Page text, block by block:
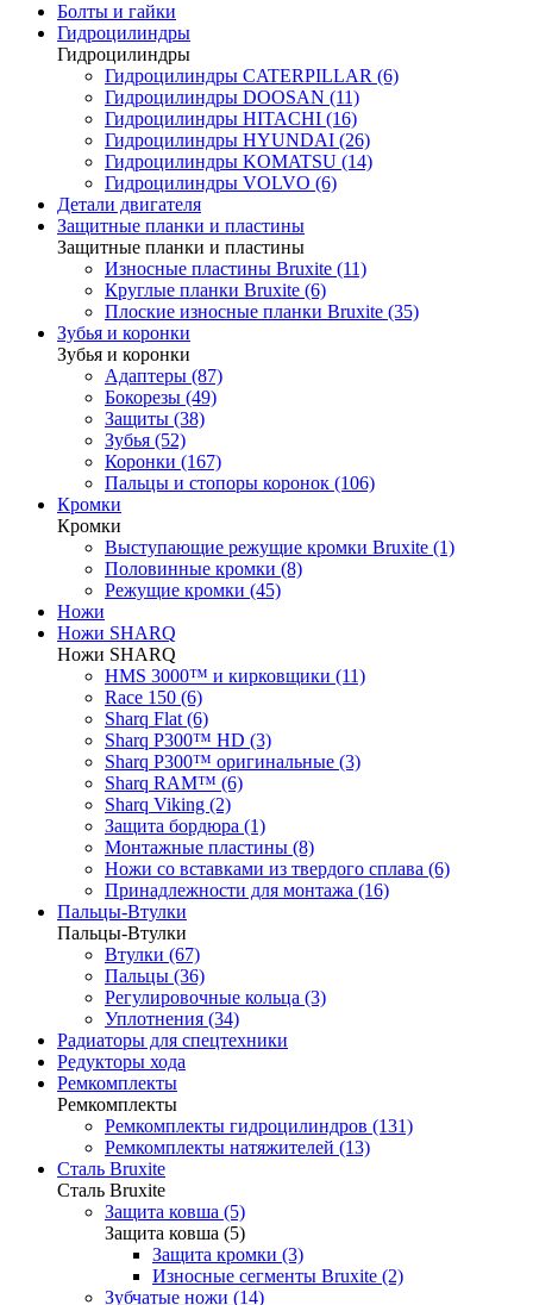
Болты и гайки
Гидроцилиндры
Гидроцилиндры
Гидроцилиндры CATERPILLAR (6)
Гидроцилиндры DOOSAN (11)
Гидроцилиндры HITACHI (16)
Гидроцилиндры HYUNDAI (26)
Гидроцилиндры KOMATSU (14)
Гидроцилиндры VOLVO (6)
Детали двигателя
Защитные планки и пластины
Защитные планки и пластины
Износные пластины Bruxite (11)
Круглые планки Bruxite (6)
Плоские износные планки Bruxite (35)
Зубья и коронки
Зубья и коронки
Адаптеры (87)
Бокорезы (49)
Защиты (38)
Зубья (52)
Коронки (167)
Пальцы и стопоры коронок (106)
Кромки
Кромки
Выступающие режущие кромки Bruxite (1)
Половинные кромки (8)
Режущие кромки (45)
Ножи
Ножи SHARQ
Ножи SHARQ
HMS 3000™ и кирковщики (11)
Race 150 (6)
Sharq Flat (6)
Sharq P300™ HD (3)
Sharq P300™ оригинальные (3)
Sharq RAM™ (6)
Sharq Viking (2)
Защита бордюра (1)
Монтажные пластины (8)
Ножи со вставками из твердого сплава (6)
Принадлежности для монтажа (16)
Пальцы-Втулки
Пальцы-Втулки
Втулки (67)
Пальцы (36)
Регулировочные кольца (3)
Уплотнения (34)
Радиаторы для спецтехники
Редукторы хода
Ремкомплекты
Ремкомплекты
Ремкомплекты гидроцилиндров (131)
Ремкомплекты натяжителей (13)
Сталь Bruxite
Сталь Bruxite
Защита ковша (5)
Защита ковша (5)
Защита кромки (3)
Износные сегменты Bruxite (2)
Зубчатые ножи (14)